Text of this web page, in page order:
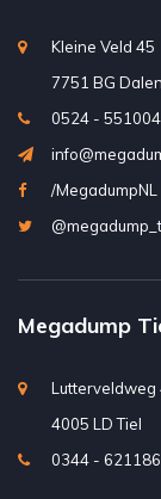
Kleine Veld 45
7751 BG Dalen
0524 - 551004
/MegadumpNL
Megadump
Lutterveldweg
4005 LD Tiel
0344 - 621186